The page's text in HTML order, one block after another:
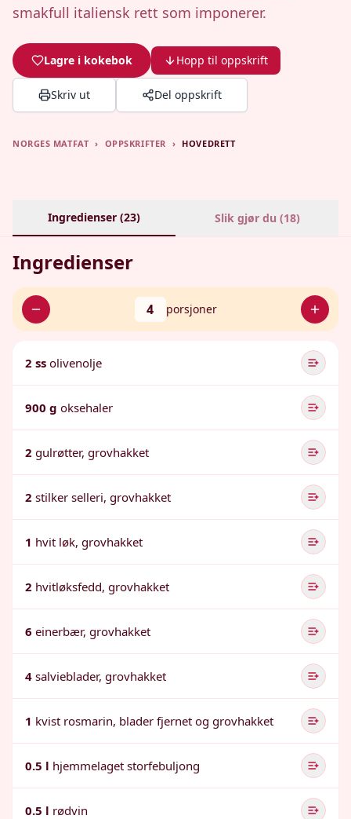
smakfull italiensk rett som imponerer.
Lagre i kokebok Hopp til oppskrift
Skriv ut Del oppskrift
NORGES MATFAT › OPPSKRIFTER › HOVEDRETT
Ingredienser (23) Slik gjør du (18)
Ingredienser
4 porsjoner
2 ss olivenolje
900 g oksehaler
2 gulrøtter, grovhakket
2 stilker selleri, grovhakket
1 hvit løk, grovhakket
2 hvitløksfedd, grovhakket
6 einerbær, grovhakket
4 salvieblader, grovhakket
1 kvist rosmarin, blader fjernet og grovhakket
0.5 l hjemmelaget storfebuljong
0.5 l rødvin